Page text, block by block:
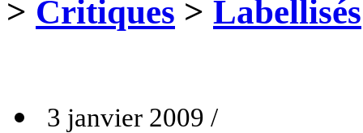
> Critiques > Labellisés
3 janvier 2009 /